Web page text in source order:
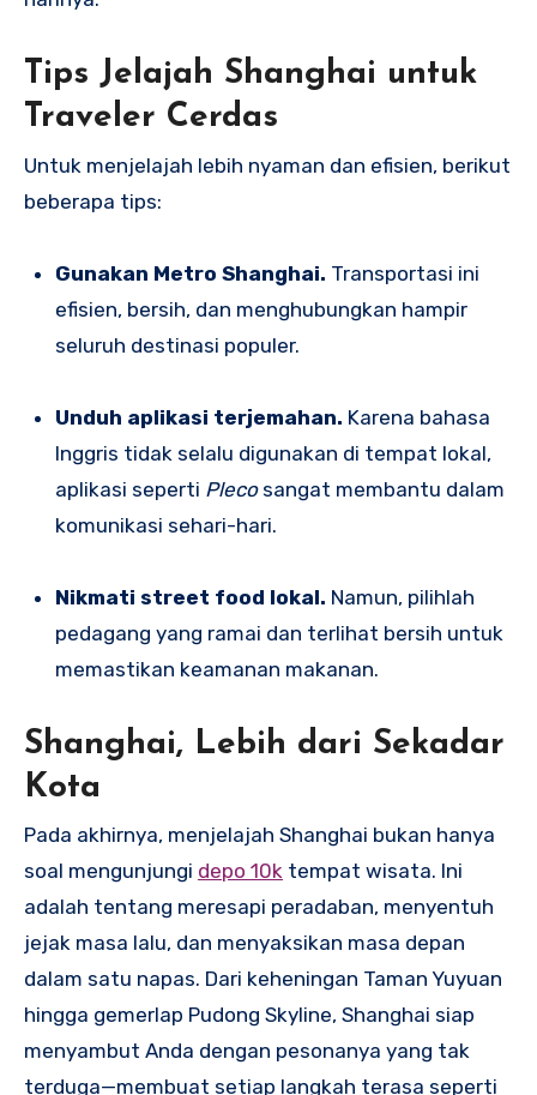
Tips Jelajah Shanghai untuk
Traveler Cerdas
Untuk menjelajah lebih nyaman dan efisien, berikut
beberapa tips:
Gunakan Metro Shanghai. Transportasi ini
efisien, bersih, dan menghubungkan hampir
seluruh destinasi populer.
Unduh aplikasi terjemahan. Karena bahasa
Inggris tidak selalu digunakan di tempat lokal,
aplikasi seperti Plecosangat membantu dalam
komunikasi sehari-hari.
Nikmati street food lokal. Namun, pilihlah
pedagang yang ramai dan terlihat bersih untuk
memastikan keamanan makanan.
Shanghai, Lebih dari Sekadar
Kota
Pada akhirnya, menjelajah Shanghai bukan hanya
soal mengunjungi depo 10k tempat wisata. Ini
adalah tentang meresapi peradaban, menyentuh
jejak masa lalu, dan menyaksikan masa depan
dalam satu napas. Dari keheningan Taman Yuyuan
hingga gemerlap Pudong Skyline, Shanghai siap
menyambut Anda dengan pesonanya yang tak
terduga—membuat setiap langkah terasa seperti